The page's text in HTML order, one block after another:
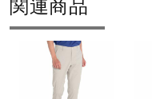
直営店一覧
関連商品